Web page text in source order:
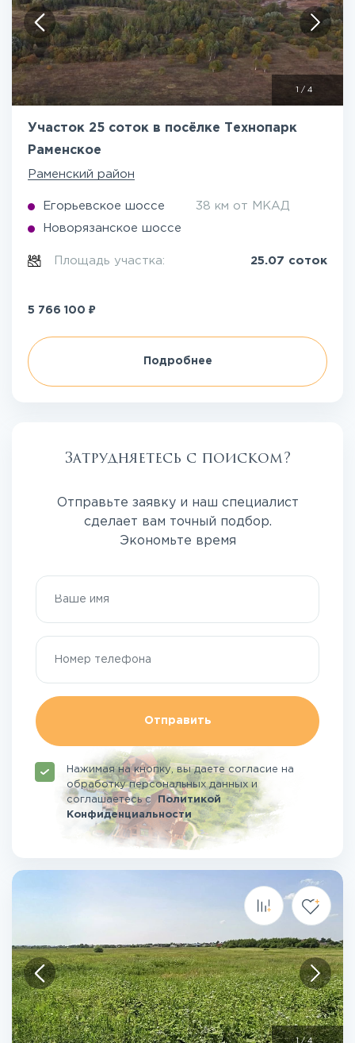
/ 4
Участок 25 соток в посёлке Технопарк
Раменское
Раменский район
Егорьевское шоссе 38 км от МКАД
Новорязанское шоссе
Площадь участка: 25.07 соток
5 766 100 ₽
Подробнее
Затрудняетесь с поиском?
Отправьте заявку и наш специалист
сделает вам точный подбор.
Экономьте время
Отправить
Нажимая на кнопку, вы даете согласие на
обработку персональных данных и
соглашаетесьсПолитикой
Конфиденциальности
1/4